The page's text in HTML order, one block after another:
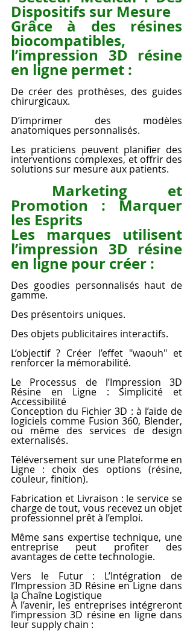
Dispositifs sur Mesure
Grâce à des résines
biocompatibles,
l’impression 3D résine
en ligne permet :
De créer des prothèses, des guides
chirurgicaux.
D’imprimer des modèles
anatomiques personnalisés.
Les praticiens peuvent planifier des
interventions complexes, et offrir des
solutions sur mesure aux patients.
Marketing et
Promotion : Marquer
les Esprits
Les marques utilisent
l’impression 3D résine
en ligne pour créer :
Des goodies personnalisés haut de
gamme.
Des présentoirs uniques.
Des objets publicitaires interactifs.
L’objectif ? Créer l’effet "waouh" et
renforcer la mémorabilité.
Le Processus de l’Impression 3D
Résine en Ligne : Simplicité et
Accessibilité
Conception du Fichier 3D : à l’aide de
logiciels comme Fusion 360, Blender,
ou même des services de design
externalisés.
Téléversement sur une Plateforme en
Ligne : choix des options (résine,
couleur, finition).
Fabrication et Livraison : le service se
charge de tout, vous recevez un objet
professionnel prêt à l’emploi.
Même sans expertise technique, une
entreprise peut profiter des
avantages de cette technologie.
Vers le Futur : L’Intégration de
l’Impression 3D Résine en Ligne dans
la Chaîne Logistique
À l’avenir, les entreprises intégreront
l’impression 3D résine en ligne dans
leur supply chain :